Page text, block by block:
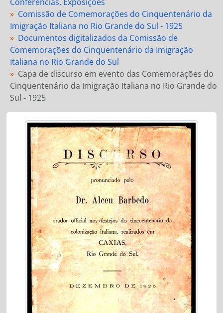
Comissão de Comemorações do Cinquentenário da
Imigração Italiana no Rio Grande do Sul - 1925
Documentos digitalizados da Comissão de
Comemorações do Cinquentenário da Imigração
Italiana no Rio Grande do Sul
Capa de discurso em evento das Comemorações do
Cinquentenário da Imigração Italiana no Rio Grande do
Sul - 1925